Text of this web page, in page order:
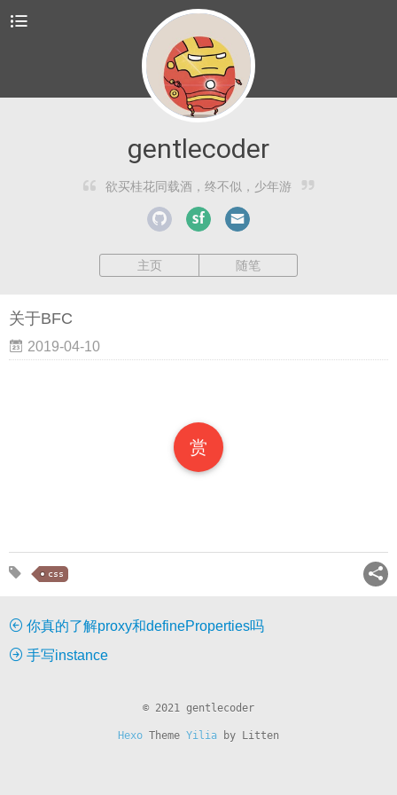
gentlecoder
欲买桂花同载酒，终不似，少年游
主页 随笔
关于BFC
2019-04-10
赏
css
你真的了解proxy和defineProperties吗
手写instance
© 2021 gentlecoder
Hexo Theme Yilia by Litten